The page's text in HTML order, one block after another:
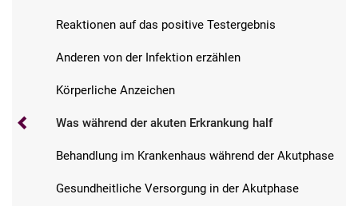
Reaktionen auf das positive Testergebnis
Anderen von der Infektion erzählen
Körperliche Anzeichen
Was während der akuten Erkrankung half
Behandlung im Krankenhaus während der Akutphase
Gesundheitliche Versorgung in der Akutphase